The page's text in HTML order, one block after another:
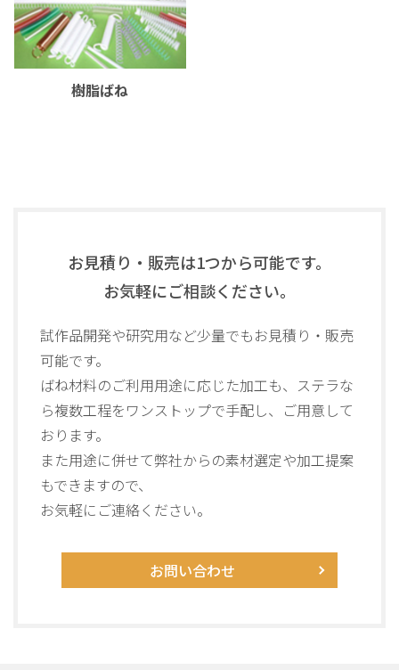
樹脂ばね
お見積り・販売は1つから可能です。
お気軽にご相談ください。
試作品開発や研究用など少量でもお見積り・販売
可能です。
ばね材料のご利用用途に応じた加工も、ステラな
ら複数工程をワンストップで手配し、ご用意して
おります。
また用途に併せて弊社からの素材選定や加工提案
もできますので、
お気軽にご連絡ください。
お問い合わせ